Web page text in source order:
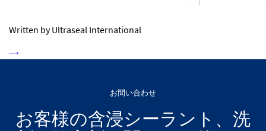
Written by Ultraseal International
お問い合わせ
お客様の含浸シーラント、洗